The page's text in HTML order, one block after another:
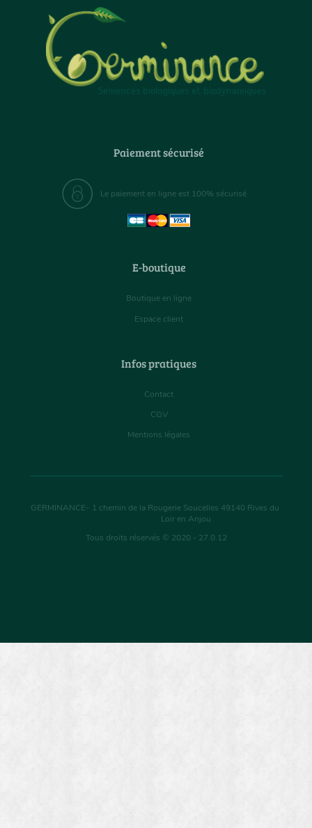
Paiement sécurisé
Le paiement en ligne est 100% sécurisé
E-boutique
Boutique en ligne
Espace client
Infos pratiques
Contact
CGV
Mentions légales
GERMINANCE- 1 chemin de la Rougerie Soucelles 49140 Rives du
Loir en Anjou
Tous droits réservés © 2020 - 27.0.12